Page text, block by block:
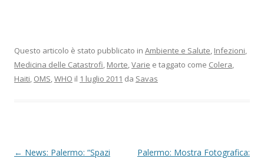
Questo articolo è stato pubblicato in Ambiente e Salute, Infezioni,
Medicina delle Catastrofi, Morte,Varie e taggato come Colera,
Haiti, OMS,WHO il 1 luglio 2011 da Savas
Navigazione articolo
← News: Palermo: “Spazi
Palermo: Mostra Fotografica: